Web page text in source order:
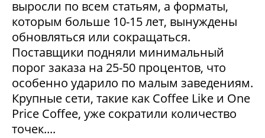
выросли по всем статьям, а форматы,
которым больше 10-15 лет, вынуждены
обновляться или сокращаться.
Поставщики подняли минимальный
порог заказа на 25-50 процентов, что
особенно ударило по малым заведениям.
Крупные сети, такие как Coffee Like и One
Price Coffee, уже сократили количество
точек....